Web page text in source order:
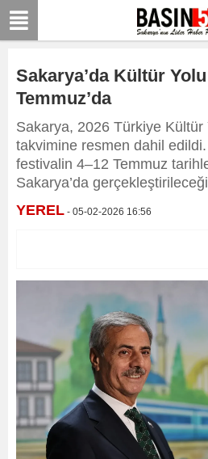
Sakarya’da Kültür
Temmuz’da
Sakarya, 2026 Türkiye Kültür
takvimine resmen dahil
festivalin 4–12 Temmuz
Sakarya’da
YEREL - 05-02-2026 16:56